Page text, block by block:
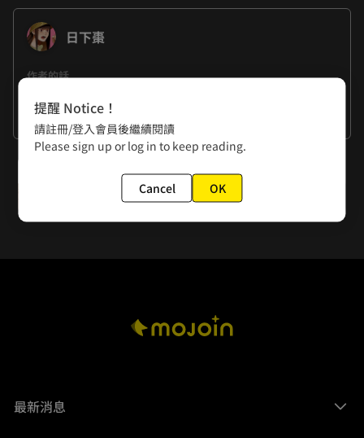
日下棗
作者的話
我家的狗非常黏人，不論是在工作中，耍廢中，牠都要我抱著
牠，然而牠睡相很差，很常做夢然後狂踢我，為什麼想講這個
呢，因為我正要打作者的話時又被牠一陣做夢狂踢⋯⋯
點選「下方綠色豆子」為你喜歡的作品按讚支持，有幾分喜愛
就點選幾次豆子吧✧｡٩(ˊᗜˋ)و✧*｡
看更多
第46-48回
最新消息
提醒 Notice！
請註冊/登入會員後繼續閱讀
Please sign up or log in to keep reading.
Cancel OK